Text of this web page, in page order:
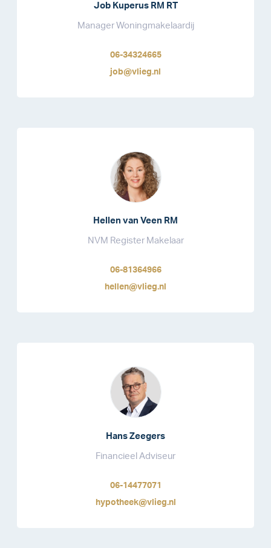
Job Kuperus RM RT
Manager Woningmakelaardij
06-34324665
job@vlieg.nl
Hellen van Veen RM
NVM Register Makelaar
06-81364966
hellen@vlieg.nl
Hans Zeegers
Financieel Adviseur
06-14477071
hypotheek@vlieg.nl